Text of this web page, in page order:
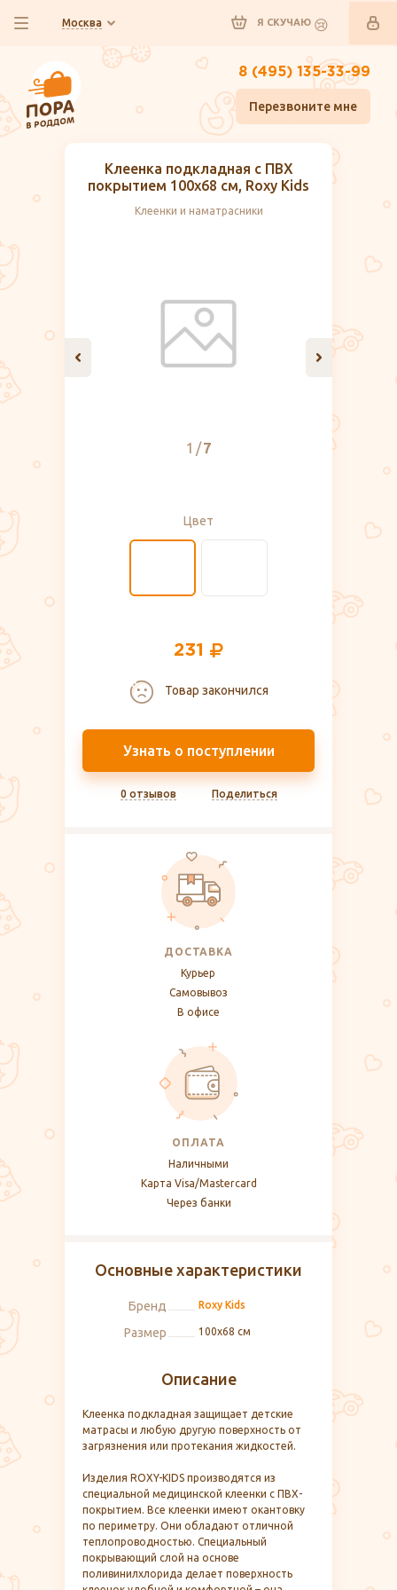
Москва Я СКУЧАЮ
8 (495) 135-33-99
Перезвоните мне
Клеенка подкладная с ПВХ
покрытием 100х68 см, Roxy Kids
Клеенки и наматрасники
1 7
Цвет
231
Товар закончился
Узнать о поступлении
0 отзывов Поделиться
ДОСТАВКА
Курьер
Самовывоз
В офисе
ОПЛАТА
Наличными
Карта Visa/Mastercard
Через банки
Описание
Клеенка подкладная защищает детские
матрасы и любую другую поверхность от
загрязнения или протекания жидкостей.
Изделия ROXY-KIDS производятся из
специальной медицинской клеенки с ПВХ-
покрытием. Все клеенки имеют окантовку
по периметру. Они обладают отличной
теплопроводностью. Специальный
покрывающий слой на основе
поливинилхлорида делает поверхность
Основные характеристики
Бренд Roxy Kids
Размер 100х68 см